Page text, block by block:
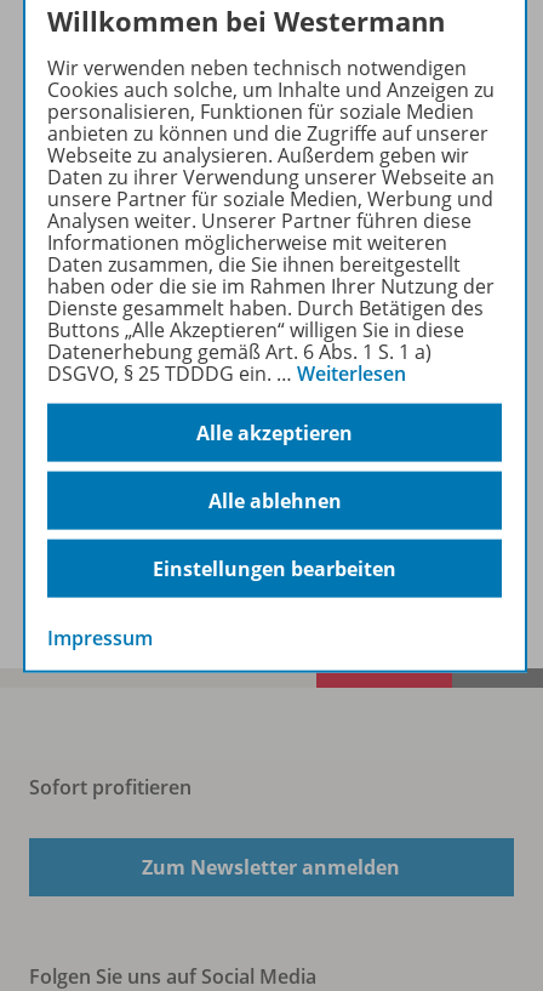
wir Ihnen einen Service, um
Ihren Unterricht aktuell und
einfach zu gestalten. Jede
Woche drei bis vier
Neuerscheinungen mit
großem Online Archiv.
Mehr erfahren
Informationen
Spar-Pakete
Sofort profitieren
Zum Newsletter anmelden
Folgen Sie uns auf Social Media
Willkommen bei Westermann
Wir verwenden neben technisch notwendigen
Cookies auch solche, um Inhalte und Anzeigen zu
personalisieren, Funktionen für soziale Medien
anbieten zu können und die Zugriffe auf unserer
Webseite zu analysieren. Außerdem geben wir
Daten zu ihrer Verwendung unserer Webseite an
unsere Partner für soziale Medien, Werbung und
Analysen weiter. Unserer Partner führen diese
Informationen möglicherweise mit weiteren
Daten zusammen, die Sie ihnen bereitgestellt
haben oder die sie im Rahmen Ihrer Nutzung der
Dienste gesammelt haben. Durch Betätigen des
Buttons „Alle Akzeptieren“ willigen Sie in diese
Datenerhebung gemäß Art. 6 Abs. 1 S. 1 a)
DSGVO, § 25 TDDDG ein. … Weiterlesen
Alle akzeptieren
Alle ablehnen
Einstellungen bearbeiten
Impressum